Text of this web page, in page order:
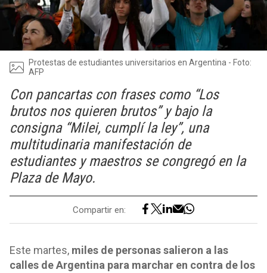
Protestas de estudiantes universitarios en Argentina - Foto:
AFP
Con pancartas con frases como “Los
brutos nos quieren brutos” y bajo la
consigna “Milei, cumplí la ley”, una
multitudinaria manifestación de
estudiantes y maestros se congregó en la
Plaza de Mayo.
Compartir en:
Este martes, miles de personas salieron a las
calles de Argentina para marchar en contra de los